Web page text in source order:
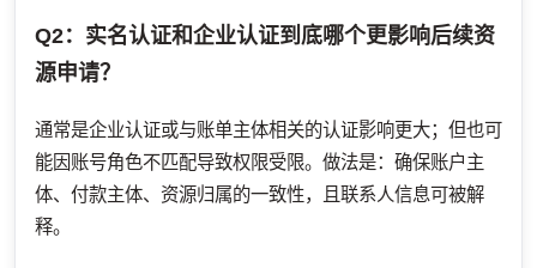
Q2：实名认证和企业认证到底哪个更影响后续资
源申请？
通常是企业认证或与账单主体相关的认证影响更大；但也可
能因账号角色不匹配导致权限受限。做法是：确保账户主
体、付款主体、资源归属的一致性，且联系人信息可被解
释。